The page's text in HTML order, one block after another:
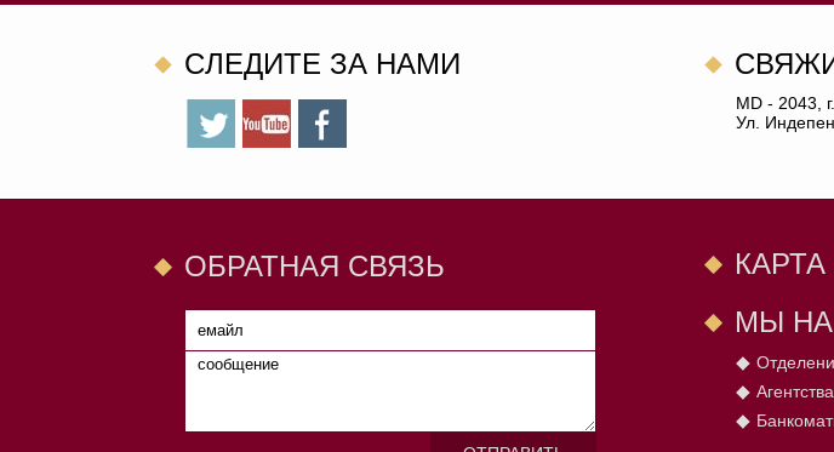
CЛЕДИТЕ ЗА НАМИ
MD - 2043,
Ул.
ОБРАТНАЯ СВЯЗЬ
МЫ НА
Агентства